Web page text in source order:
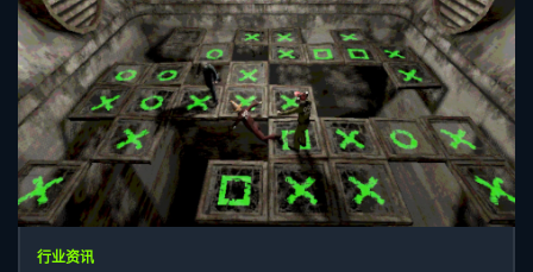
行业资讯